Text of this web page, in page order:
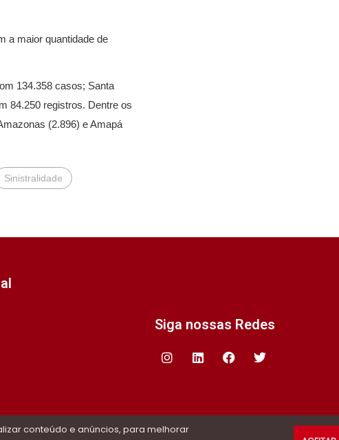
a maior quantidade de
134.358 casos; Santa
84.250 registros. Dentre os
(2.896) e Amapá
Sinistralidade
Siga nossas Redes
conteúdo e anúncios, para melhorar